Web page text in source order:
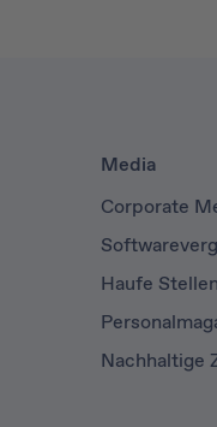
Media
Corporate
Haufe
Nachhaltige